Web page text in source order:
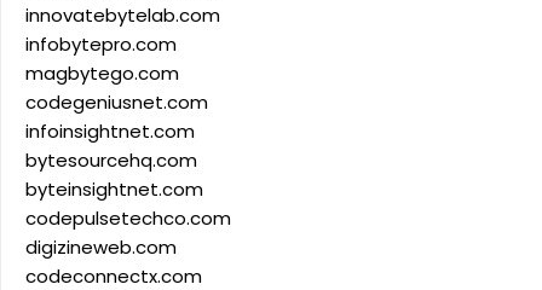
innovatebytelab.com
infobytepro.com
magbytego.com
codegeniusnet.com
infoinsightnet.com
bytesourcehq.com
byteinsightnet.com
codepulsetechco.com
digizineweb.com
codeconnectx.com